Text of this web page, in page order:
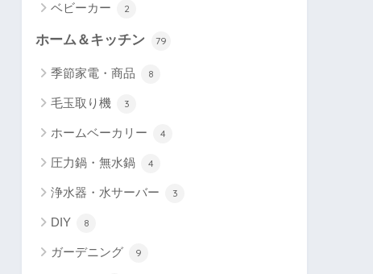
ベビーカー 2
ホーム＆キッチン 79
季節家電・商品 8
毛玉取り機 3
ホームベーカリー 4
圧力鍋・無水鍋 4
浄水器・水サーバー 3
DIY 8
ガーデニング 9